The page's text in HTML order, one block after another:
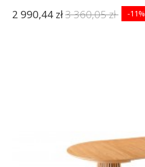
2 990,44 zł3 360,05 zł -11%